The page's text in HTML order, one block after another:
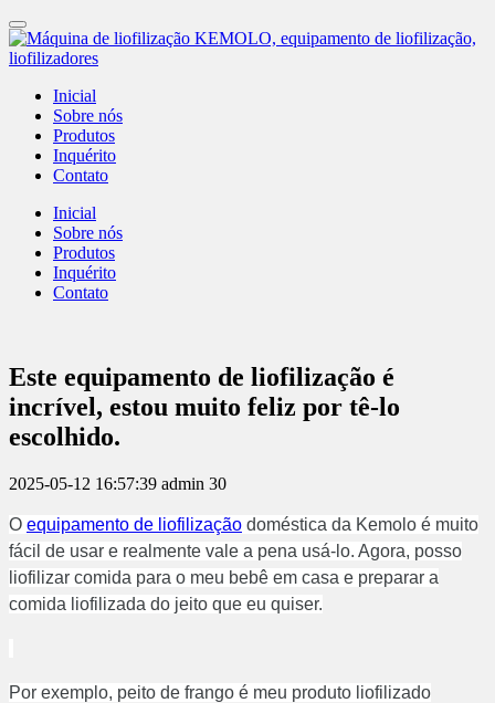
Inicial
Sobre nós
Produtos
Inquérito
Contato
Inicial
Sobre nós
Produtos
Inquérito
Contato
Este equipamento de liofilização é
incrível, estou muito feliz por tê-lo
escolhido.
2025-05-12 16:57:39 admin 30
O equipamento de liofilização doméstica da Kemolo é muito
fácil de usar e realmente vale a pena usá-lo. Agora, posso
liofilizar comida para o meu bebê em casa e preparar a
comida liofilizada do jeito que eu quiser.
Por exemplo, peito de frango é meu produto liofilizado